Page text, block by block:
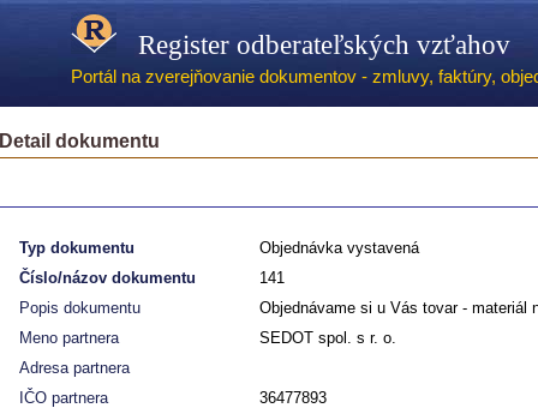
Register odberateľských vzťahov
Portál na zverejňovanie dokumentov - zmluvy, faktúry,
Detail dokumentu
Typ dokumentu
Objednávka vystavená
Číslo/názov dokumentu
141
Popis dokumentu
Objednávame si u Vás tovar - materiál
Meno partnera
SEDOT spol. s r. o.
Adresa partnera
IČO partnera
36477893